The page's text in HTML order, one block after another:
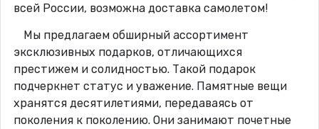
всей России, возможна доставка самолетом!
Мы предлагаем обширный ассортимент
эксклюзивных подарков, отличающихся
престижем и солидностью. Такой подарок
подчеркнет статус и уважение. Памятные вещи
хранятся десятилетиями, передаваясь от
поколения к поколению. Они занимают почетные